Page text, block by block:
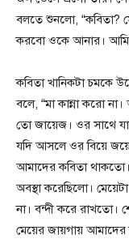
বলতে শুনলো, “কবিতা?
করবো ওকে আনার। আমি
কবিতা খানিকটা চমকে
বলে, “মা কান্না করো
তো জায়েজ। ওর সাথে
যদি আসলে ওর বিয়ে
আমাদের কবিতা থাকতো।
অবস্থা করেছিলো।
না। বন্দী করে
মেয়ের জায়গায়